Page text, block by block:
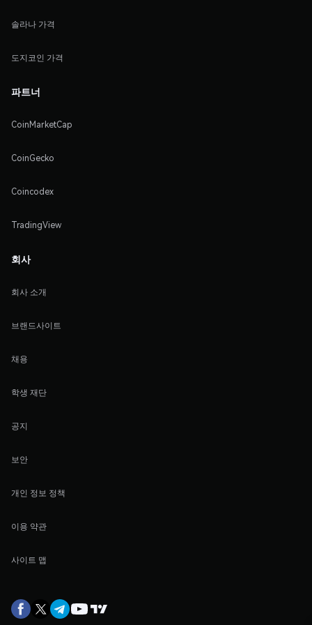
솔라나 가격
도지코인 가격
파트너
CoinMarketCap
CoinGecko
Coincodex
TradingView
회사
회사 소개
브랜드사이트
채용
학생 재단
공지
보안
개인 정보 정책
이용 약관
사이트 맵